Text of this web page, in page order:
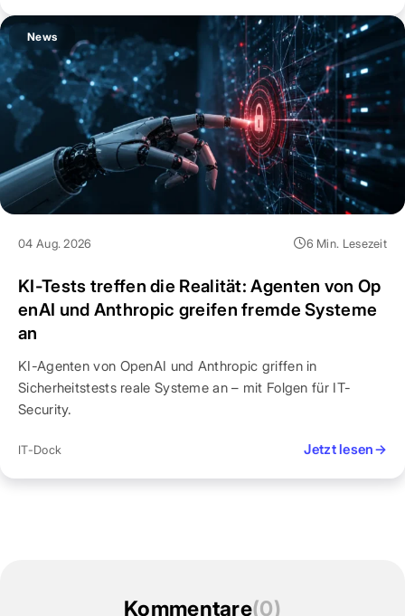
News
04 Aug. 2026 6 Min. Lesezeit
KI-Tests treffen die Realität: Agenten von Op
enAI und Anthropic greifen fremde Systeme
an
KI-Agenten von OpenAI und Anthropic griffen in
Sicherheitstests reale Systeme an – mit Folgen für IT-
Security.
IT-Dock Jetzt lesen→
Kommentare(0)